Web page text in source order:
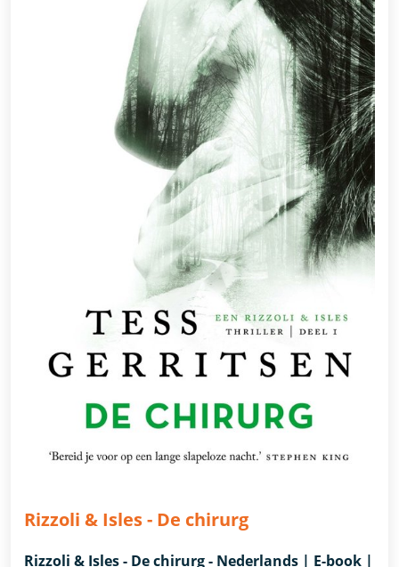
Rizzoli & Isles - De chirurg
Rizzoli & Isles - De chirurg - Nederlands | E-book |